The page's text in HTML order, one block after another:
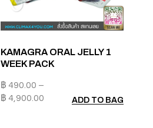
KAMAGRA ORAL JELLY 1
WEEK PACK
฿ 490.00 –
฿ 4,900.00 ADD TO BAG